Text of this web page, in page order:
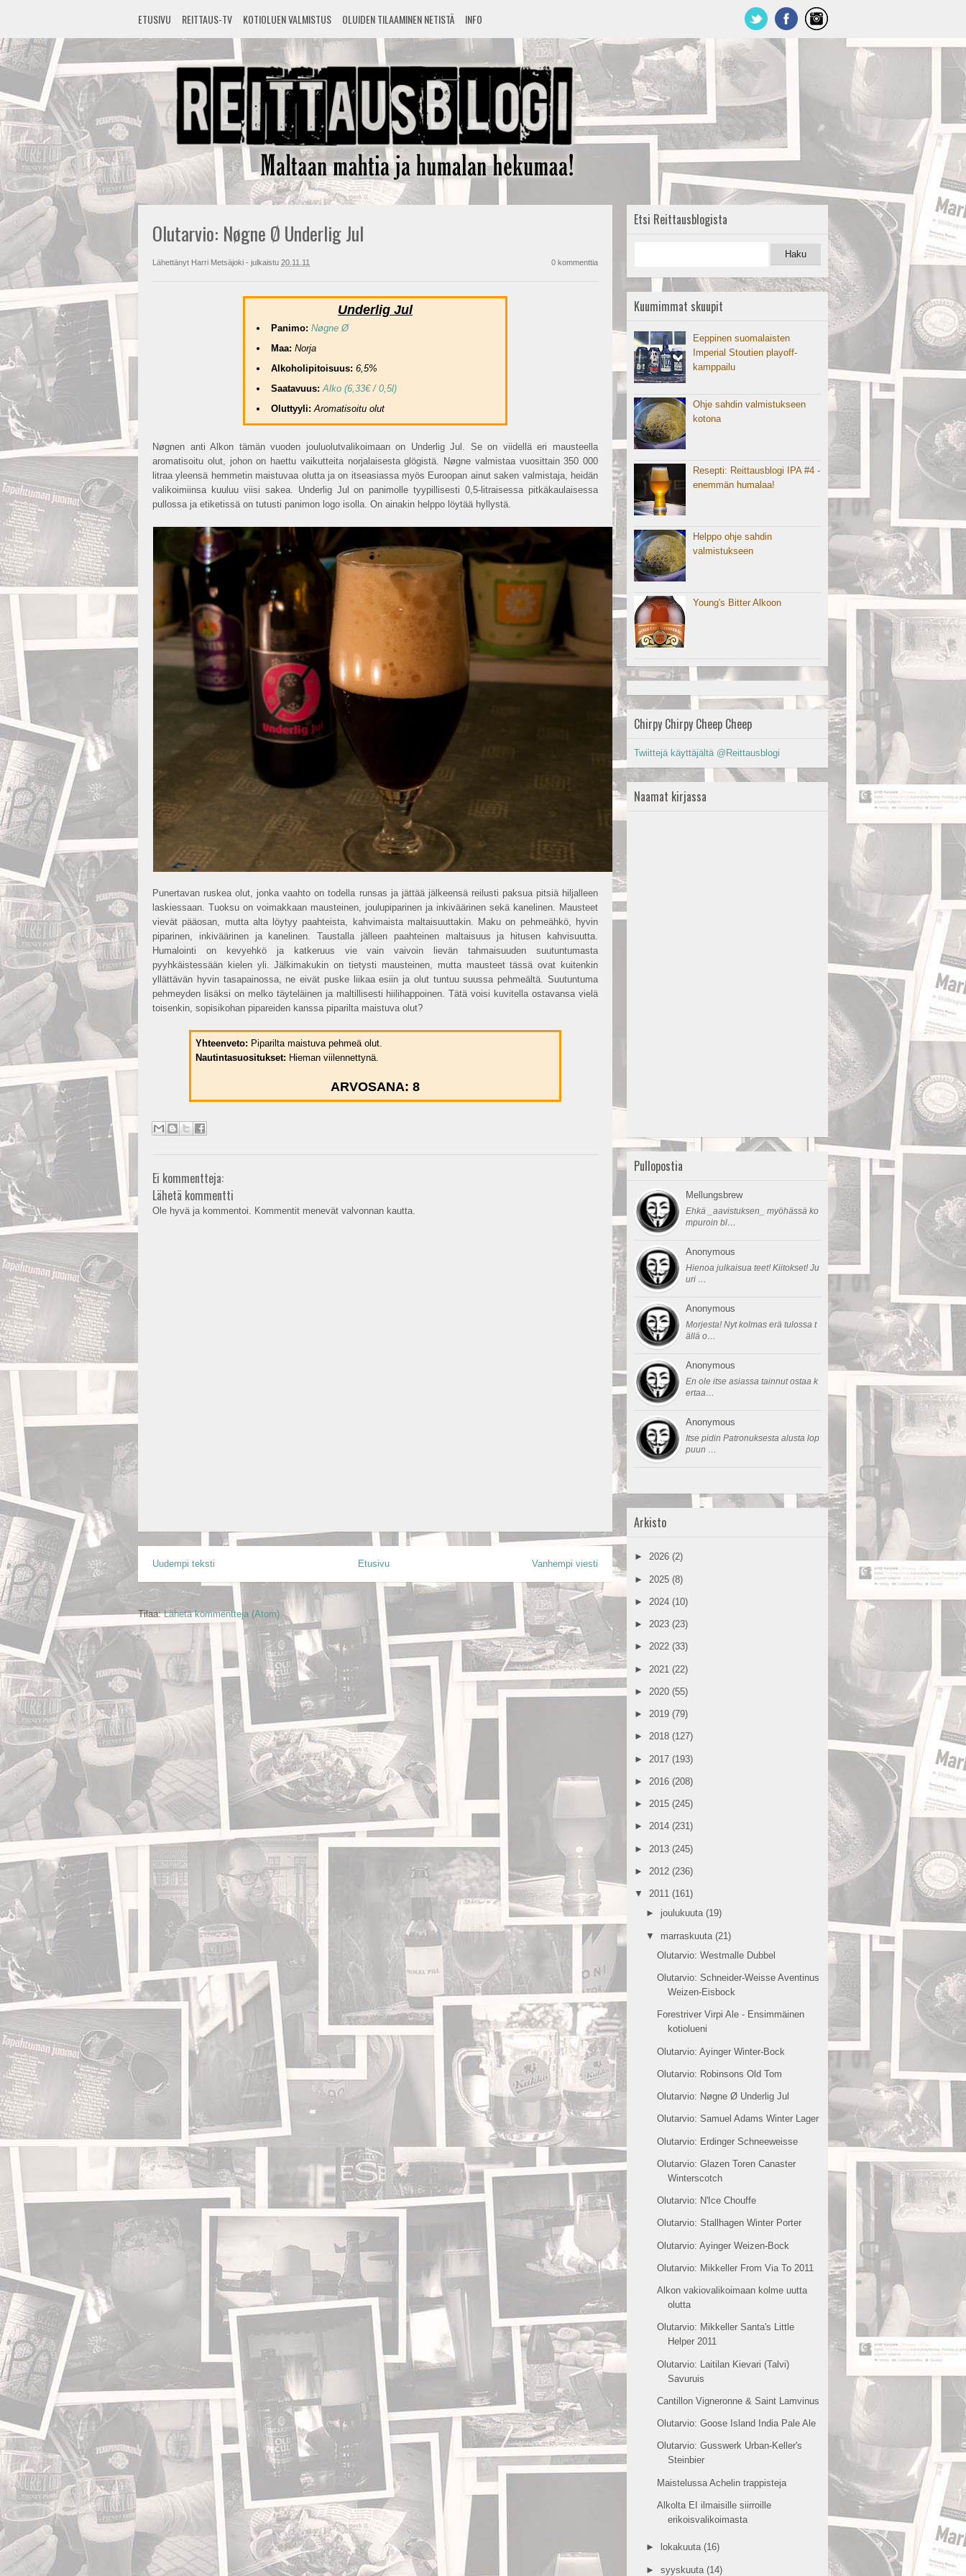
ETUSIVU REITTAUS-TV KOTIOLUEN VALMISTUS OLUIDEN TILAAMINEN NETISTÄ INFO
Olutarvio: Nøgne Ø Underlig Jul
Lähettänyt Harri Metsäjoki - julkaistu 20.11.11 0 kommenttia
Underlig Jul
Panimo: Nøgne Ø
Maa: Norja
Alkoholipitoisuus: 6,5%
Saatavuus:Alko (6,33€ / 0,5l)
Oluttyyli:Aromatisoitu olut
Nøgnen anti Alkon tämän vuoden jouluolutvalikoimaan on Underlig Jul. Se on viidellä eri mausteella
aromatisoitu olut, johon on haettu vaikutteita norjalaisesta glögistä. Nøgne valmistaa vuosittain 350 000
litraa yleensä hemmetin maistuvaa olutta ja on itseasiassa myös Euroopan ainut saken valmistaja, heidän
valikoimiinsa kuuluu viisi sakea. Underlig Jul on panimolle tyypillisesti 0,5-litraisessa pitkäkaulaisessa
pullossa ja etiketissä on tutusti panimon logo isolla. On ainakin helppo löytää hyllystä.
Punertavan ruskea olut, jonka vaahto on todella runsas ja jättää jälkeensä reilusti paksua pitsiä hiljalleen
laskiessaan. Tuoksu on voimakkaan mausteinen, joulupiparinen ja inkiväärinen sekä kanelinen. Mausteet
vievät pääosan, mutta alta löytyy paahteista, kahvimaista maltaisuuttakin. Maku on pehmeähkö, hyvin
piparinen, inkiväärinen ja kanelinen. Taustalla jälleen paahteinen maltaisuus ja hitusen kahvisuutta.
Humalointi on kevyehkö ja katkeruus vie vain vaivoin lievän tahmaisuuden suutuntumasta
pyyhkäistessään kielen yli. Jälkimakukin on tietysti mausteinen, mutta mausteet tässä ovat kuitenkin
yllättävän hyvin tasapainossa, ne eivät puske liikaa esiin ja olut tuntuu suussa pehmeältä. Suutuntuma
pehmeyden lisäksi on melko täyteläinen ja maltillisesti hiilihappoinen. Tätä voisi kuvitella ostavansa vielä
toisenkin, sopisikohan pipareiden kanssa piparilta maistuva olut?
Yhteenveto: Piparilta maistuva pehmeä olut.
Nautintasuositukset: Hieman viilennettynä.
ARVOSANA: 8
Ei kommentteja:
Lähetä kommentti
Ole hyvä ja kommentoi. Kommentit menevät valvonnan kautta.
Uudempi teksti Vanhempi viesti
Etusivu
Tilaa:Lähetä kommentteja (Atom)
Etsi Reittausblogista
Kuumimmat skuupit
Eeppinen suomalaisten
Imperial Stoutien playoff-
kamppailu
Ohje sahdin valmistukseen
kotona
Resepti: Reittausblogi IPA #4 -
enemmän humalaa!
Helppo ohje sahdin
valmistukseen
Young's Bitter Alkoon
Chirpy Chirpy Cheep Cheep
Twiittejä käyttäjältä @Reittausblogi
Naamat kirjassa
Pullopostia
Mellungsbrew
Ehkä _aavistuksen_ myöhässä ko
mpuroin bl…
Anonymous
Hienoa julkaisua teet! Kiitokset! Ju
uri …
Anonymous
Morjesta! Nyt kolmas erä tulossa t
ällä o…
Anonymous
En ole itse asiassa tainnut ostaa k
ertaa…
Anonymous
Itse pidin Patronuksesta alusta lop
puun …
Arkisto
► 2026 (2)
► 2025 (8)
► 2024 (10)
► 2023 (23)
► 2022 (33)
► 2021 (22)
► 2020 (55)
► 2019 (79)
► 2018 (127)
► 2017 (193)
► 2016 (208)
► 2015 (245)
► 2014 (231)
► 2013 (245)
► 2012 (236)
▼ 2011 (161)
► joulukuuta (19)
▼ marraskuuta (21)
Olutarvio: Westmalle Dubbel
Olutarvio: Schneider-Weisse Aventinus
Weizen-Eisbock
Forestriver Virpi Ale - Ensimmäinen
kotiolueni
Olutarvio: Ayinger Winter-Bock
Olutarvio: Robinsons Old Tom
Olutarvio: Nøgne Ø Underlig Jul
Olutarvio: Samuel Adams Winter Lager
Olutarvio: Erdinger Schneeweisse
Olutarvio: Glazen Toren Canaster
Winterscotch
Olutarvio: N'Ice Chouffe
Olutarvio: Stallhagen Winter Porter
Olutarvio: Ayinger Weizen-Bock
Olutarvio: Mikkeller From Via To 2011
Alkon vakiovalikoimaan kolme uutta
olutta
Olutarvio: Mikkeller Santa's Little
Helper 2011
Olutarvio: Laitilan Kievari (Talvi)
Savuruis
Cantillon Vigneronne & Saint Lamvinus
Olutarvio: Goose Island India Pale Ale
Olutarvio: Gusswerk Urban-Keller's
Steinbier
Maistelussa Achelin trappisteja
Alkolta EI ilmaisille siirroille
erikoisvalikoimasta
► lokakuuta (16)
► syyskuuta (14)